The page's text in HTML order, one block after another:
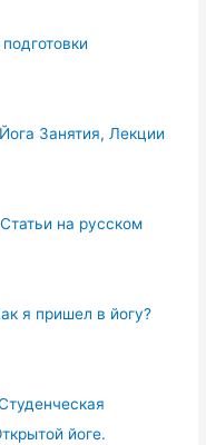
Занятия, Лекции
на русском
я пришел в йогу?
йоге.